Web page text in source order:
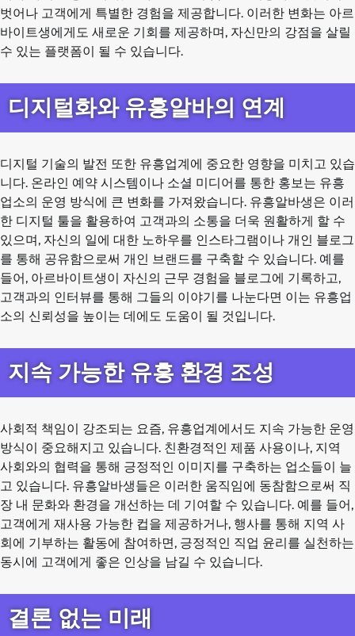
벗어나 고객에게 특별한 경험을 제공합니다. 이러한 변화는 아르
바이트생에게도 새로운 기회를 제공하며, 자신만의 강점을 살릴
수 있는 플랫폼이 될 수 있습니다.
디지털화와 유흥알바의 연계
디지털 기술의 발전 또한 유흥업계에 중요한 영향을 미치고 있습
니다. 온라인 예약 시스템이나 소셜 미디어를 통한 홍보는 유흥
업소의 운영 방식에 큰 변화를 가져왔습니다. 유흥알바생은 이러
한 디지털 툴을 활용하여 고객과의 소통을 더욱 원활하게 할 수
있으며, 자신의 일에 대한 노하우를 인스타그램이나 개인 블로그
를 통해 공유함으로써 개인 브랜드를 구축할 수 있습니다. 예를
들어, 아르바이트생이 자신의 근무 경험을 블로그에 기록하고,
고객과의 인터뷰를 통해 그들의 이야기를 나눈다면 이는 유흥업
소의 신뢰성을 높이는 데에도 도움이 될 것입니다.
지속 가능한 유흥 환경 조성
사회적 책임이 강조되는 요즘, 유흥업계에서도 지속 가능한 운영
방식이 중요해지고 있습니다. 친환경적인 제품 사용이나, 지역
사회와의 협력을 통해 긍정적인 이미지를 구축하는 업소들이 늘
고 있습니다. 유흥알바생들은 이러한 움직임에 동참함으로써 직
장 내 문화와 환경을 개선하는 데 기여할 수 있습니다. 예를 들어,
고객에게 재사용 가능한 컵을 제공하거나, 행사를 통해 지역 사
회에 기부하는 활동에 참여하면, 긍정적인 직업 윤리를 실천하는
동시에 고객에게 좋은 인상을 남길 수 있습니다.
결론 없는 미래